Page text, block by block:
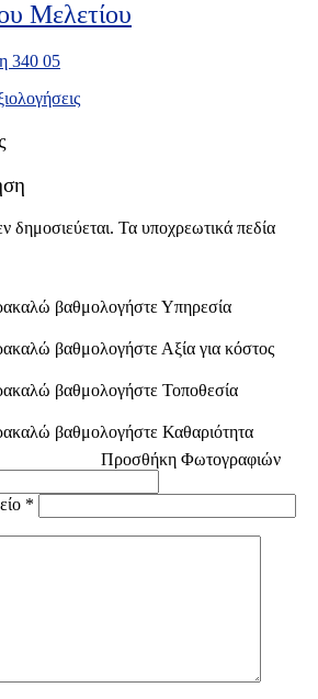
Μελετίου
340 05
δημοσιεύεται. Τα υποχρεωτικά πεδία
βαθμολογήστε Υπηρεσία
βαθμολογήστε Αξία για κόστος
βαθμολογήστε Τοποθεσία
βαθμολογήστε Καθαριότητα
Προσθήκη Φωτογραφιών
*